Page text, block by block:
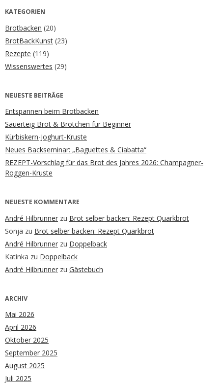
KATEGORIEN
Brotbacken (20)
BrotBackKunst (23)
Rezepte (119)
Wissenswertes (29)
NEUESTE BEITRÄGE
Entspannen beim Brotbacken
Sauerteig Brot & Brötchen für Beginner
Kürbiskern-Joghurt-Kruste
Neues Backseminar: „Baguettes & Ciabatta“
REZEPT-Vorschlag für das Brot des Jahres 2026: Champagner-
Roggen-Kruste
NEUESTE KOMMENTARE
André Hilbrunner zu Brot selber backen: Rezept Quarkbrot
Sonja zu Brot selber backen: Rezept Quarkbrot
André Hilbrunner zu Doppelback
Katinka zu Doppelback
André Hilbrunner zu Gästebuch
ARCHIV
Mai 2026
April 2026
Oktober 2025
September 2025
August 2025
Juli 2025